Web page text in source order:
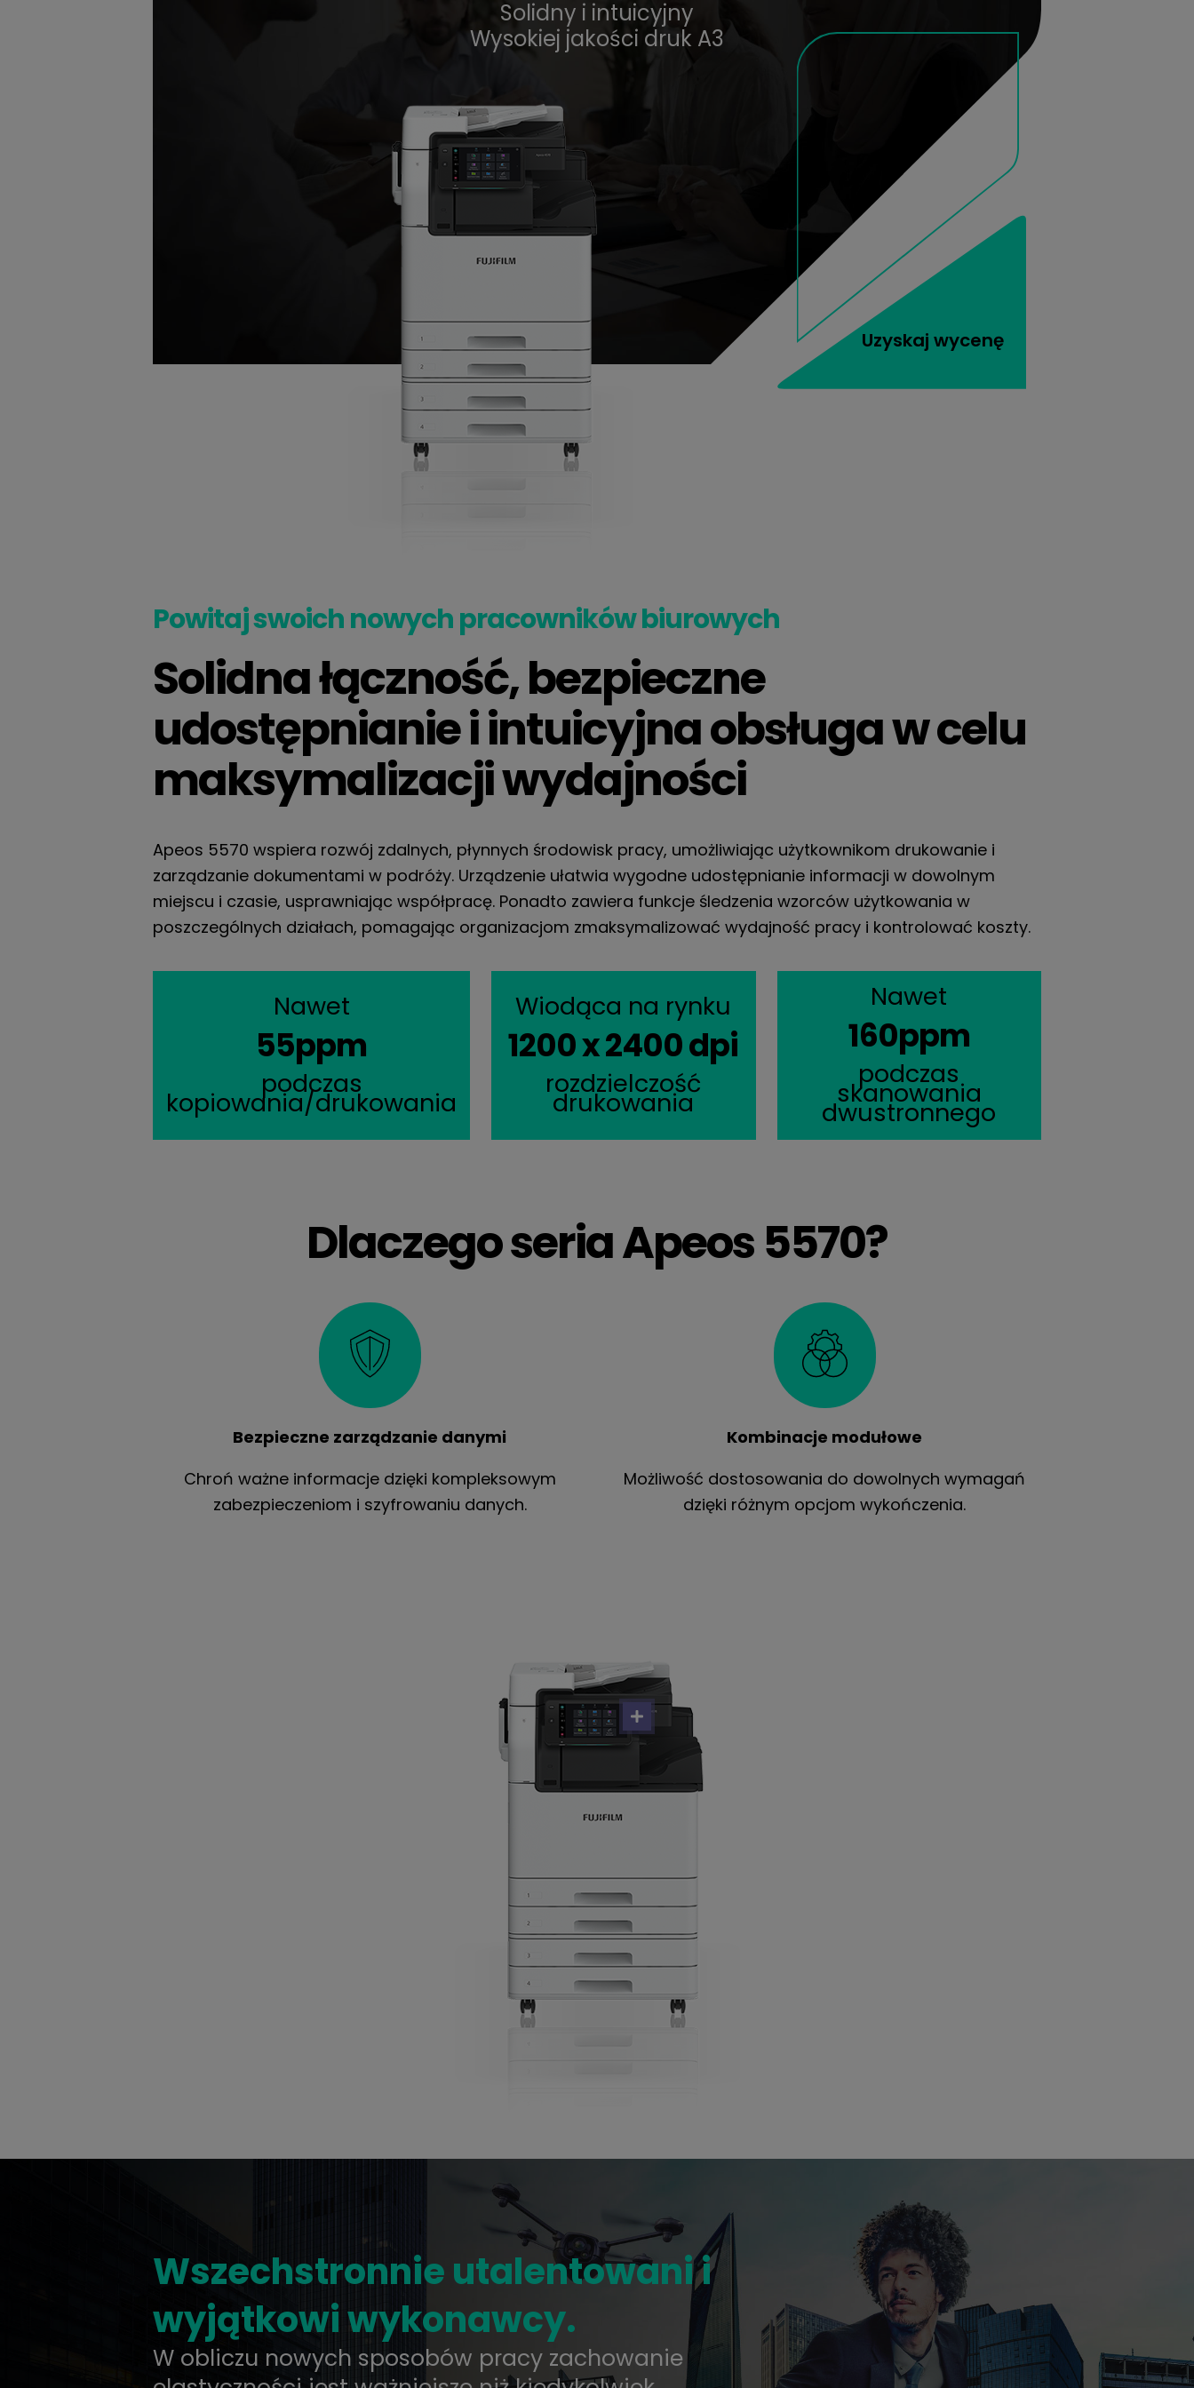
Solidny i intuicyjny
Wysokiej jakości druk A3
Uzyskaj wycenę
Powitaj swoich nowych pracowników biurowych
Solidna łączność, bezpieczne
udostępnianie i intuicyjna obsługa w celu
maksymalizacji wydajności
Apeos 5570 wspiera rozwój zdalnych, płynnych środowisk pracy, umożliwiając użytkownikom drukowanie i
zarządzanie dokumentami w podróży. Urządzenie ułatwia wygodne udostępnianie informacji w dowolnym
miejscu i czasie, usprawniając współpracę. Ponadto zawiera funkcje śledzenia wzorców użytkowania w
poszczególnych działach, pomagając organizacjom zmaksymalizować wydajność pracy i kontrolować koszty.
Nawet
55ppm
podczas
kopiowania/drukowania
Wiodąca na rynku
1200 x 2400 dpi
rozdzielczość
drukowania
Nawet
160ppm
podczas
skanowania
dwustronnego
Dlaczego seria Apeos 5570?
Bezpieczne zarządzanie danymi
Chroń ważne informacje dzięki kompleksowym
zabezpieczeniom i szyfrowaniu danych.
Kombinacje modułowe
Możliwość dostosowania do dowolnych wymagań
dzięki różnym opcjom wykończenia.
Wszechstronnie utalentowani i
wyjątkowi wykonawcy.
W obliczu nowych sposobów pracy zachowanie